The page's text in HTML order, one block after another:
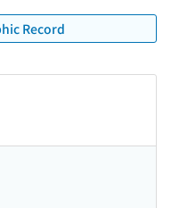
Record